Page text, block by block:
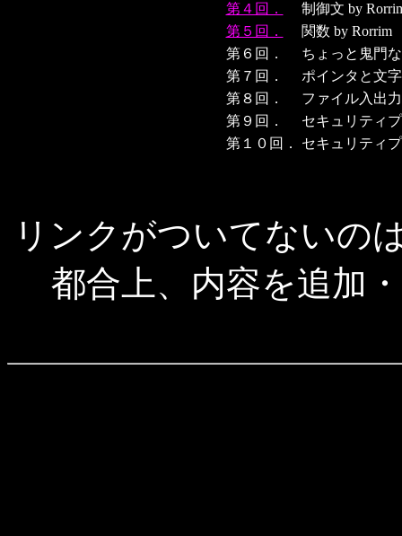
第４回．
制御文 by
第５回．
関数 by Rorrim
第６回．
ちょっと鬼門
第７回．
ポインタと文
第８回．
ファイル入出力
第９回．
セキュリティ
第１０回．
セキュリティ
リンクがついてないの
都合上、内容を追加